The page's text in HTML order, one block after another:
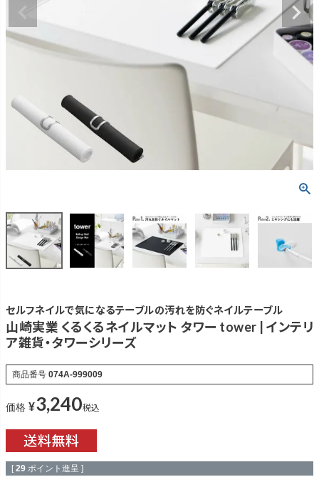
セルフネイルで気になるテーブルの汚れを防ぐネイルテーブル
山崎実業 くるくるネイルマット タワー tower | インテリ
ア雑貨・タワーシリーズ
商品番号 074A-999009
価格 ¥3,240税込
[ 29 ポイント進呈 ]